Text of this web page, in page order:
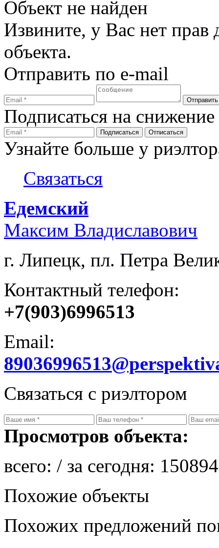
Объект не найден
Извините, у Вас нет прав
объекта.
Отправить по e-mail
Подписаться на
Узнайте больше у
Связаться
Едемский
Максим Владиславович
г. Липецк, пл. Петра
Контактный телефон:
+7(903)6996513
Email:
Связаться с риэлтором
Просмотров объекта:
всего: / за сегодня:
Похожие объекты
Похожих предложений